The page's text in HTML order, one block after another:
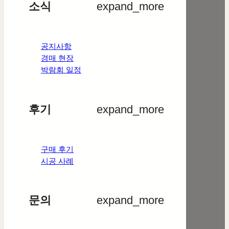
소식 expand_more
공지사항
경매 현장
박람회 일정
후기 expand_more
구매 후기
시공 사례
문의 expand_more